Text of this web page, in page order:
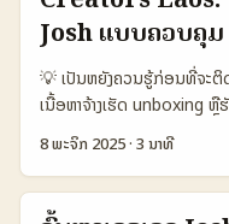
branded series ທີ່ລົງທັງກາ
sponsored clips, C =
Option A ເຮັດໃຫ້
ຈ່າຍເງິນສູງແລະໃຊ້ເວລາຫຼາຍ. ...
Bangladesh ທີ່ເຫັນດີ ບໍ່ແມ່
context (ພາສາ, ປະເພດຄິນແ
content ເພື່ອກວດກາ
ເຄື່ອງມື, ການຟື້ນຟູ, ແລະແນະ
ທ້ອງຖິ່ນ. 📊 ຕາຕະລາງຂໍ້ມູນ:
Creator Reach 🧩 Metric
Avg Engagement 8%
Josh ແບບຄວບຄຸມ
💡 ເປັນຫຍັງຄວນຮູ້ກ່ອນທີ່ຈະຕິ
ເນື້ອຫາຈ້າງເຮັດ unboxing
Latvia? ກົດທີ່ນີ້ມີຫຍັງທີ່ຈະພ້
campaign ທີ່ນຳບຣານໄປສູ່ເຄື່
influencer ແບບທີ່ເປັນ
Reference Content) — ນີ້
8 ພະຈິກ 2025·3 ນາທີ